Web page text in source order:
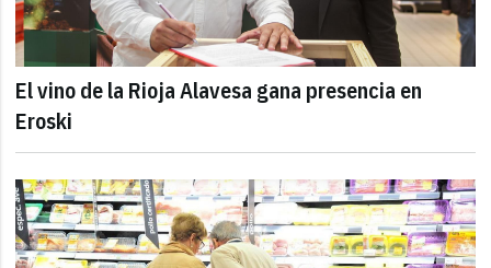
El vino de la Rioja Alavesa gana presencia en
Eroski